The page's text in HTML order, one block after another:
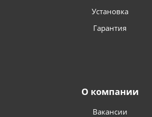
Установка
Гарантия
О компании
Вакансии